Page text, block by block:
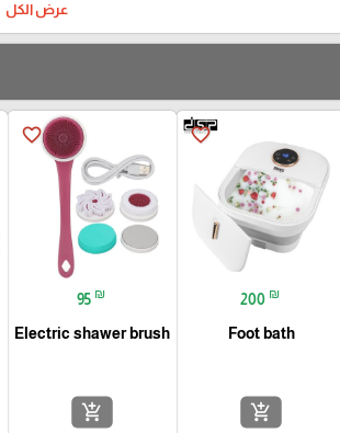
عرض الكل
favorite_border
200 ₪
Foot bath
add_shopping_cart
favorite_border
95 ₪
Electric shawer brush
add_shopping_cart